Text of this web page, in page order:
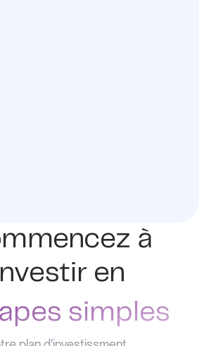
à
en
simples